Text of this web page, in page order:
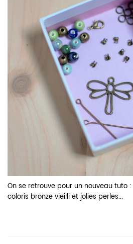
On se retrouve pour un nouveau tuto
coloris bronze vieilli et jolies perles...